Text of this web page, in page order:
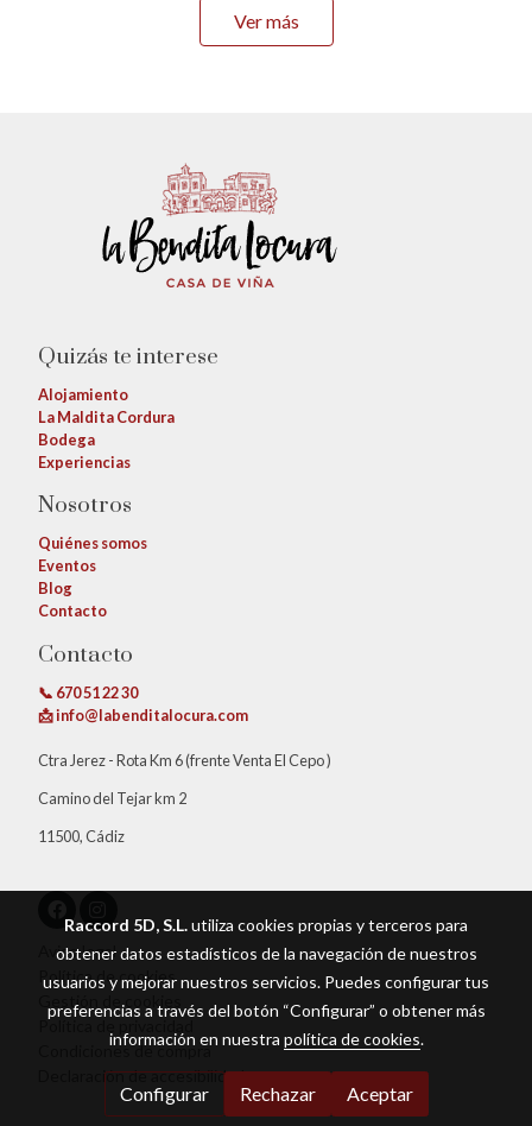
Ver más
Quizás te interese
Alojamiento
La Maldita Cordura
Bodega
Experiencias
Nosotros
Quiénes somos
Eventos
Blog
Contacto
Contacto
📞 670 51 22 30
📩 info@labenditalocura.com
Ctra Jerez - Rota Km 6 (frente Venta El Cepo )
Camino del Tejar km 2
11500, Cádiz
Aviso legal
Política de cookies
Gestión de cookies
Política de privacidad
Condiciones de compra
Declaración de accesibilidad
Raccord 5D, S.L.utiliza cookies propias y terceros para
obtener datos estadísticos de la navegación de nuestros
usuarios y mejorar nuestros servicios. Puedes configurar tus
preferencias a través del botón “Configurar” o obtener más
información en nuestra política de cookies.
Configurar Rechazar Aceptar